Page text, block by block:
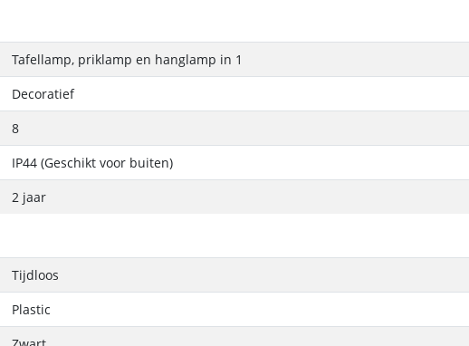
Tafellamp, priklamp en hanglamp in 1
Decoratief
8
IP44 (Geschikt voor buiten)
2 jaar
Tijdloos
Plastic